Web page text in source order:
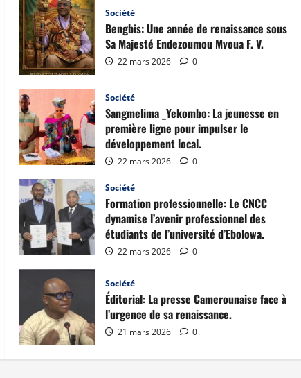
Société
Bengbis: Une année de renaissance sous
Sa Majesté Endezoumou Mvoua F. V.
22 mars 2026 0
Société
Sangmelima _Yekombo: La jeunesse en
première ligne pour impulser le
développement local.
22 mars 2026 0
Société
Formation professionnelle: Le CNCC
dynamise l’avenir professionnel des
étudiants de l’université d’Ebolowa.
22 mars 2026 0
Société
Éditorial: La presse Camerounaise face à
l’urgence de sa renaissance.
21 mars 2026 0